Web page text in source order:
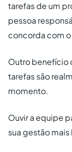
tarefas de um
pessoa
concorda com
Outro benefício
tarefas são
momento.
Ouvir a equipe
sua gestão mais